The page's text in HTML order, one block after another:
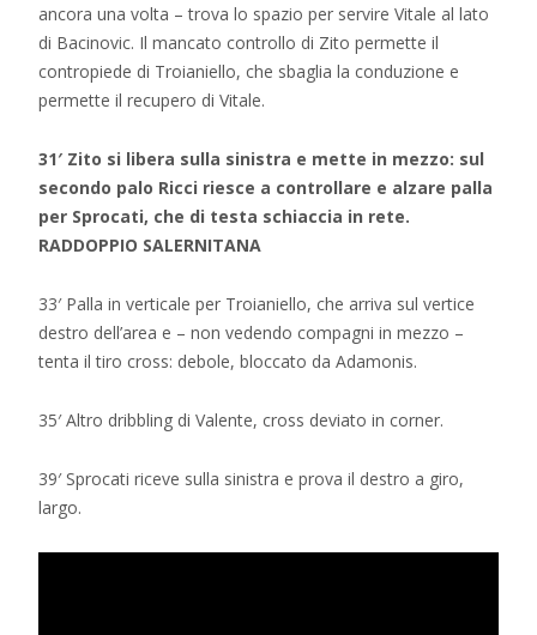
ancora una volta – trova lo spazio per servire Vitale al lato
di Bacinovic. Il mancato controllo di Zito permette il
contropiede di Troianiello, che sbaglia la conduzione e
permette il recupero di Vitale.
31′ Zito si libera sulla sinistra e mette in mezzo: sul
secondo palo Ricci riesce a controllare e alzare palla
per Sprocati, che di testa schiaccia in rete.
RADDOPPIO SALERNITANA
33′ Palla in verticale per Troianiello, che arriva sul vertice
destro dell’area e – non vedendo compagni in mezzo –
tenta il tiro cross: debole, bloccato da Adamonis.
35′ Altro dribbling di Valente, cross deviato in corner.
39′ Sprocati riceve sulla sinistra e prova il destro a giro,
largo.